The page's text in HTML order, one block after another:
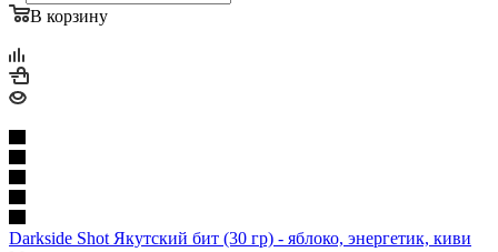
В корзину
Darkside Shot Якутский бит (30 гр) - яблоко, энергетик, киви